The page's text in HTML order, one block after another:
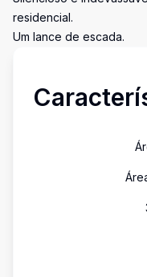
residencial.
Um lance de escada.